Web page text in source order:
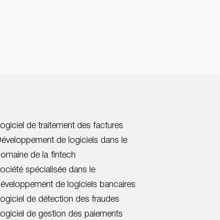
Logiciel de traitement des factures
de logiciels dans le
de la fintech
spécialisée dans le
de logiciels bancaires
Logiciel de détection des fraudes
Logiciel de gestion des paiements